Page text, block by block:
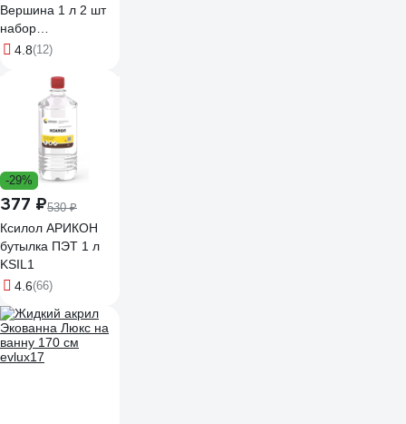
Вершина 1 л 2 шт
набор
ВИ4607019162116
4.8(12)
-29%
377 ₽530 ₽
Ксилол АРИКОН
бутылка ПЭТ 1 л
KSIL1
4.6(66)